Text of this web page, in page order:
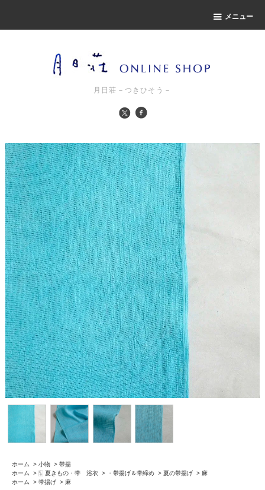
メニュー
月日荘－つきひそう－
ホーム > 小物 > 帯揚
ホーム
> 🀧 夏きもの・帯 浴衣 > ・帯揚げ＆帯締め > 夏の帯揚げ > 麻
ホーム
> 帯揚げ > 麻